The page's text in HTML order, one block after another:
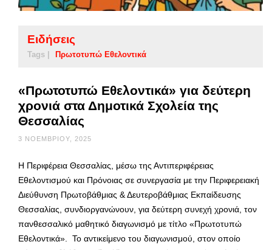
Ειδήσεις
Tags | Πρωτοτυπώ Εθελοντικά
«Πρωτοτυπώ Εθελοντικά» για δεύτερη
χρονιά στα Δημοτικά Σχολεία της
Θεσσαλίας
3 ΝΟΕΜΒΡΊΟΥ, 2025
Η Περιφέρεια Θεσσαλίας, μέσω της Αντιπεριφέρειας
Εθελοντισμού και Πρόνοιας σε συνεργασία με την Περιφερειακή
Διεύθυνση Πρωτοβάθμιας & Δευτεροβάθμιας Εκπαίδευσης
Θεσσαλίας, συνδιοργανώνουν, για δεύτερη συνεχή χρονιά, τον
πανθεσσαλικό μαθητικό διαγωνισμό με τίτλο «Πρωτοτυπώ
Εθελοντικά». Το αντικείμενο του διαγωνισμού, στον οποίο